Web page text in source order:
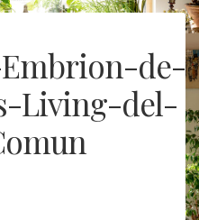
de-
Living-del-